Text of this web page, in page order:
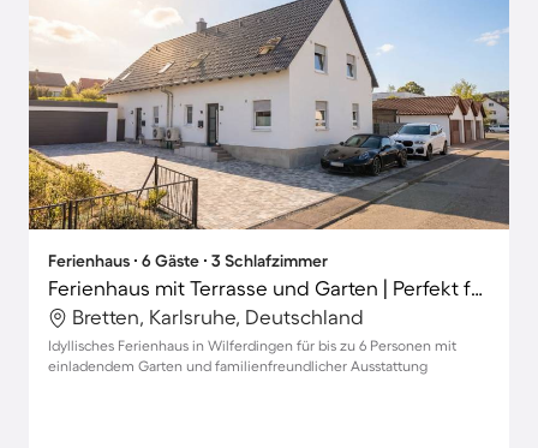
Ferienhaus ∙ 6 Gäste ∙ 3 Schlafzimmer
Ferienhaus mit Terrasse und Garten | Perfekt für die Arbeit von Zuhause
Bretten, Karlsruhe, Deutschland
Idyllisches Ferienhaus in Wilferdingen für bis zu 6 Personen mit
einladendem Garten und familienfreundlicher Ausstattung